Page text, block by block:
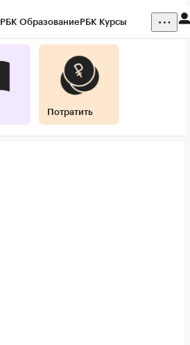
РБК ОбразованиеРБК Курсы
Спецпроекты СПб
Потратить